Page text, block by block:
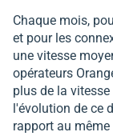
Chaque mois,
et pour les
une vitesse
opérateurs
plus de la
l'évolution de ce
rapport au